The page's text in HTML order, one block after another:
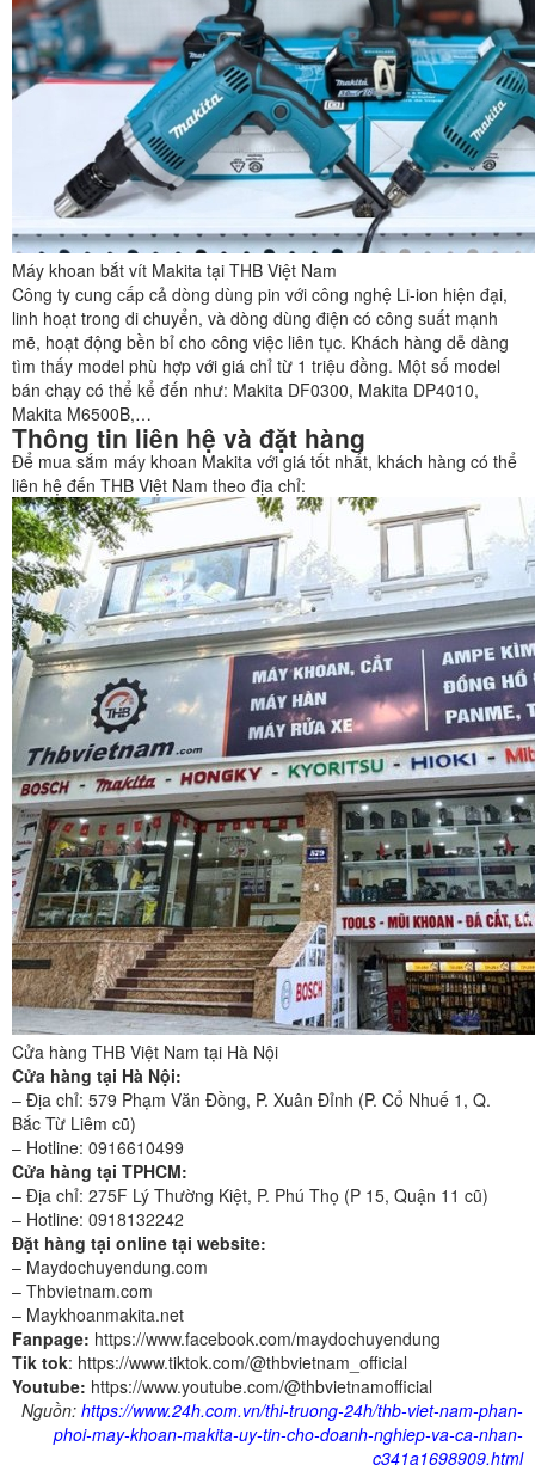
Máy khoan bắt vít Makita tại THB Việt Nam
Công ty cung cấp cả dòng dùng pin với công nghệ Li-ion hiện đại,
linh hoạt trong di chuyển, và dòng dùng điện có công suất mạnh
mẽ, hoạt động bền bỉ cho công việc liên tục. Khách hàng dễ dàng
tìm thấy model phù hợp với giá chỉ từ 1 triệu đồng. Một số model
bán chạy có thể kể đến như: Makita DF0300, Makita DP4010,
Makita M6500B,…
Thông tin liên hệ và đặt hàng
Để mua sắm máy khoan Makita với giá tốt nhất, khách hàng có thể
liên hệ đến THB Việt Nam theo địa chỉ:
Cửa hàng THB Việt Nam tại Hà Nội
Cửa hàng tại Hà Nội:
– Địa chỉ: 579 Phạm Văn Đồng, P. Xuân Đỉnh (P. Cổ Nhuế 1, Q.
Bắc Từ Liêm cũ)
– Hotline: 0916610499
Cửa hàng tại TPHCM:
– Địa chỉ: 275F Lý Thường Kiệt, P. Phú Thọ (P 15, Quận 11 cũ)
– Hotline: 0918132242
Đặt hàng tại online tại website:
– Maydochuyendung.com
– Thbvietnam.com
– Maykhoanmakita.net
Fanpage: https://www.facebook.com/maydochuyendung
Tik tok: https://www.tiktok.com/@thbvietnam_official
Youtube: https://www.youtube.com/@thbvietnamofficial
Nguồn: https://www.24h.com.vn/thi-truong-24h/thb-viet-nam-phan-
phoi-may-khoan-makita-uy-tin-cho-doanh-nghiep-va-ca-nhan-
c341a1698909.html